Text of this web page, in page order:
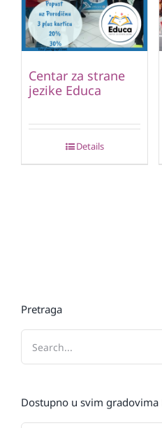
Centar za strane
jezike Educa
Details
Pretraga
Dostupno u svim gradovima